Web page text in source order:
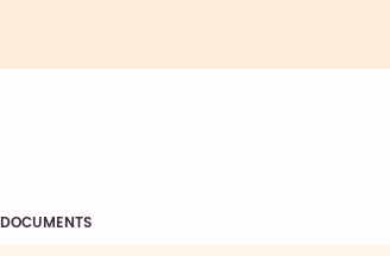
DOCUMENTS